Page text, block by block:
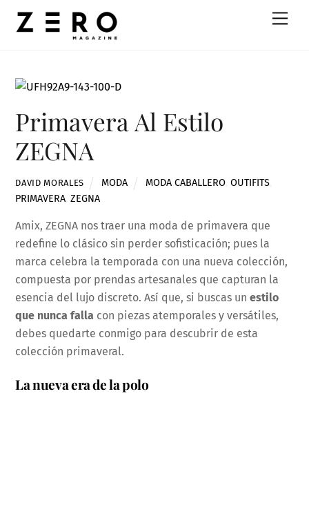
Primavera Al Estilo
ZEGNA
DAVID MORALES MODA MODA CABALLERO, OUTIFITS,
PRIMAVERA ,ZEGNA
Amix, ZEGNA nos traer una moda de primavera que
redefine lo clásico sin perder sofisticación; pues la
marca celebra la temporada con una nueva colección,
compuesta por prendas artesanales que capturan la
esencia del lujo discreto. Así que, si buscas un estilo
que nunca falla con piezas atemporales y versátiles,
debes quedarte conmigo para descubrir de esta
colección primaveral.
La nueva era de la polo